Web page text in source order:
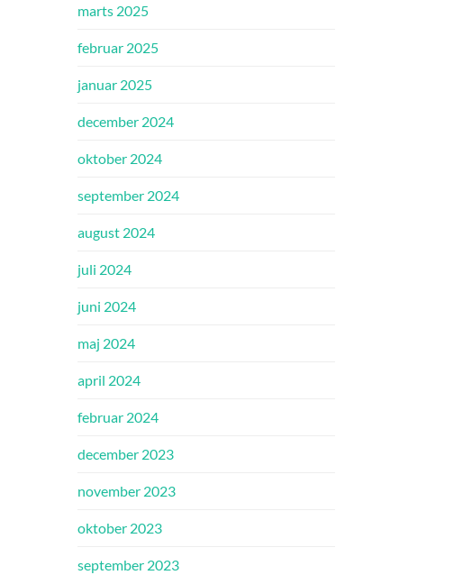
marts 2025
februar 2025
januar 2025
december 2024
oktober 2024
september 2024
august 2024
juli 2024
juni 2024
maj 2024
april 2024
februar 2024
december 2023
november 2023
oktober 2023
september 2023